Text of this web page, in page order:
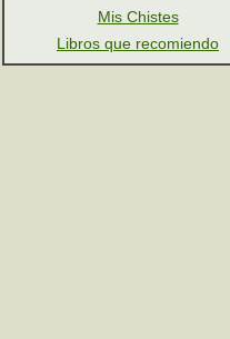
Mis Chistes
Libros que recomiendo